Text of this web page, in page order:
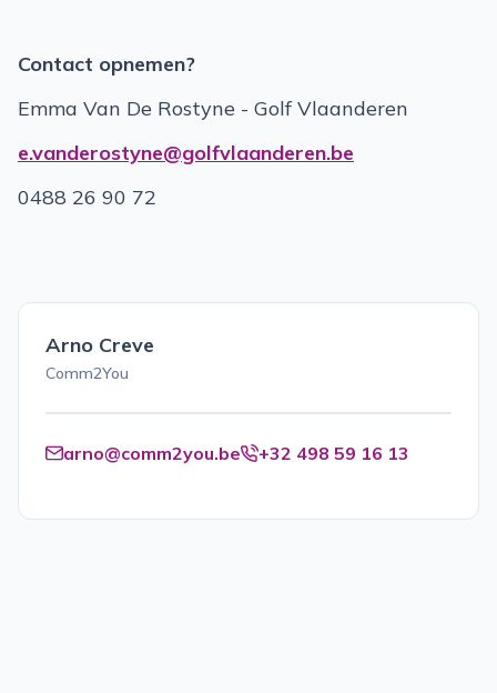
Contact opnemen?
Emma Van De Rostyne - Golf Vlaanderen
e.vanderostyne@golfvlaanderen.be
0488 26 90 72
Arno Creve
Comm2You
arno@comm2you.be +32 498 59 16 13